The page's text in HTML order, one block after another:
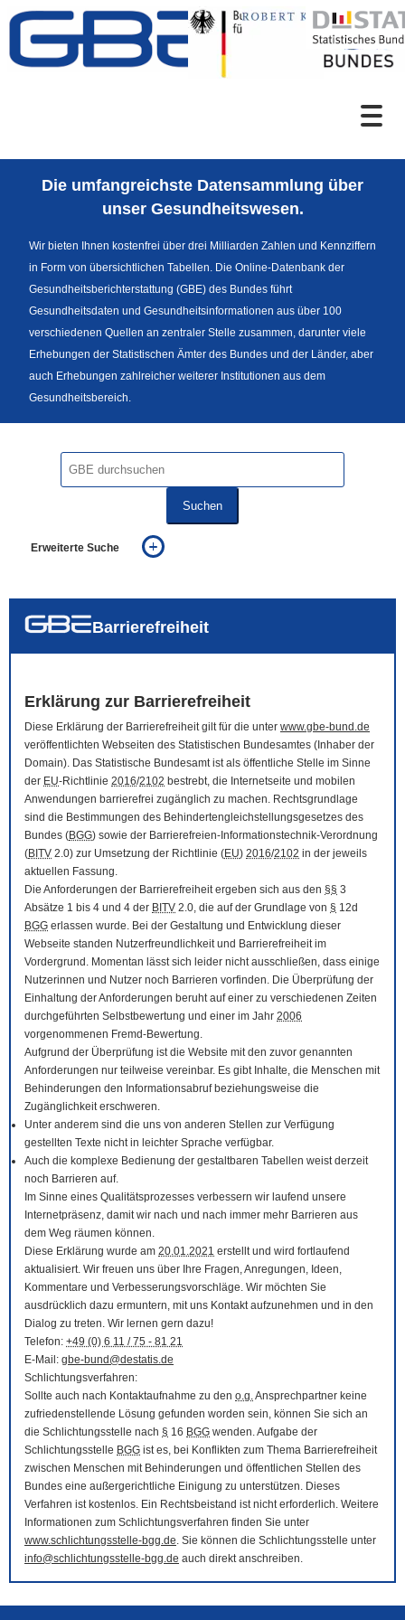
Zum Inhalt
Sprachumschaltung
Die umfangreichste Datensammlung über
unser Gesundheitswesen.
Wir bieten Ihnen kostenfrei über drei Milliarden Zahlen und Kennziffern
in Form von übersichtlichen Tabellen. Die Online-Datenbank der
Gesundheitsberichterstattung (GBE) des Bundes führt
Gesundheitsdaten und Gesundheitsinformationen aus über 100
verschiedenen Quellen an zentraler Stelle zusammen, darunter viele
Erhebungen der Statistischen Ämter des Bundes und der Länder, aber
auch Erhebungen zahlreicher weiterer Institutionen aus dem
Gesundheitsbereich.
Suchen
Erweiterte Suche
auch in allen Texten suchen (Volltextsuche)
Barrierefreiheit
Erklärung zur Barrierefreiheit
Diese Erklärung der Barrierefreiheit gilt für die unter www.gbe-bund.de
veröffentlichten Webseiten des Statistischen Bundesamtes (Inhaber der
Domain). Das Statistische Bundesamt ist als öffentliche Stelle im Sinne
der EU-Richtlinie 2016/2102 bestrebt, die Internetseite und mobilen
Anwendungen barrierefrei zugänglich zu machen. Rechtsgrundlage
sind die Bestimmungen des Behindertengleichstellungsgesetzes des
Bundes (BGG) sowie der Barrierefreien-Informationstechnik-Verordnung
(BITV 2.0) zur Umsetzung der Richtlinie (EU) 2016/2102 in der jeweils
aktuellen Fassung.
Die Anforderungen der Barrierefreiheit ergeben sich aus den §§ 3
Absätze 1 bis 4 und 4 der BITV 2.0, die auf der Grundlage von § 12d
BGG erlassen wurde. Bei der Gestaltung und Entwicklung dieser
Webseite standen Nutzerfreundlichkeit und Barrierefreiheit im
Vordergrund. Momentan lässt sich leider nicht ausschließen, dass einige
Nutzerinnen und Nutzer noch Barrieren vorfinden. Die Überprüfung der
Einhaltung der Anforderungen beruht auf einer zu verschiedenen Zeiten
durchgeführten Selbstbewertung und einer im Jahr 2006
vorgenommenen Fremd-Bewertung.
Aufgrund der Überprüfung ist die Website mit den zuvor genannten
Anforderungen nur teilweise vereinbar. Es gibt Inhalte, die Menschen mit
Behinderungen den Informationsabruf beziehungsweise die
Zugänglichkeit erschweren.
Unter anderem sind die uns von anderen Stellen zur Verfügung
gestellten Texte nicht in leichter Sprache verfügbar.
Auch die komplexe Bedienung der gestaltbaren Tabellen weist derzeit
noch Barrieren auf.
Im Sinne eines Qualitätsprozesses verbessern wir laufend unsere
Internetpräsenz, damit wir nach und nach immer mehr Barrieren aus
dem Weg räumen können.
Diese Erklärung wurde am 20.01.2021 erstellt und wird fortlaufend
aktualisiert. Wir freuen uns über Ihre Fragen, Anregungen, Ideen,
Kommentare und Verbesserungsvorschläge. Wir möchten Sie
ausdrücklich dazu ermuntern, mit uns Kontakt aufzunehmen und in den
Dialog zu treten. Wir lernen gern dazu!
Telefon: +49 (0) 6 11 / 75 - 81 21
E-Mail : gbe-bund@destatis.de
Schlichtungsverfahren:
Sollte auch nach Kontaktaufnahme zu den o.g.Ansprechpartner keine
zufriedenstellende Lösung gefunden worden sein, können Sie sich an
die Schlichtungsstelle nach § 16 BGG wenden. Aufgabe der
Schlichtungsstelle BGG ist es, bei Konflikten zum Thema Barrierefreiheit
zwischen Menschen mit Behinderungen und öffentlichen Stellen des
Bundes eine außergerichtliche Einigung zu unterstützen. Dieses
Verfahren ist kostenlos. Ein Rechtsbeistand ist nicht erforderlich. Weitere
Informationen zum Schlichtungsverfahren finden Sie unter
www.schlichtungsstelle-bgg.de. Sie können die Schlichtungsstelle unter
info@schlichtungsstelle-bgg.de auch direkt anschreiben.